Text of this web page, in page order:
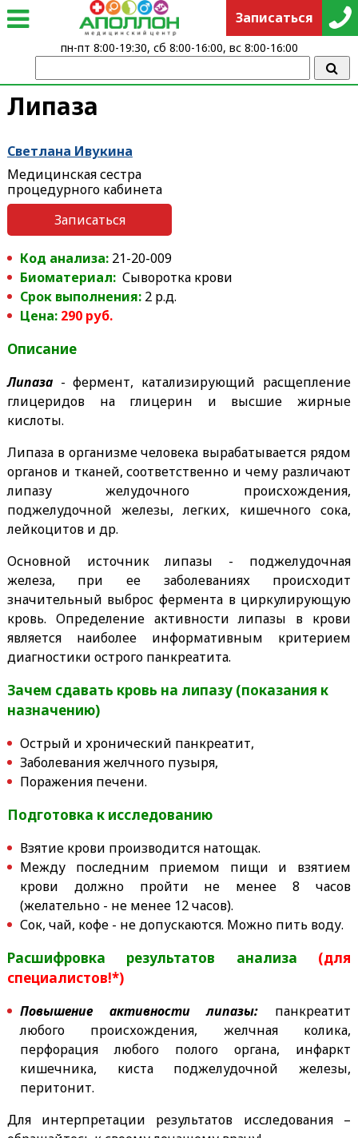
Липаза
Светлана Ивукина
Медицинская сестра
процедурного кабинета
Записаться
Код анализа: 21-20-009
Биоматериал: Сыворотка крови
Срок выполнения:2 р.д.
Цена: 290 руб.
Описание
Липаза- фермент, катализирующий расщепление
глицеридов на глицерин и высшие жирные
кислоты.
Липаза в организме человека вырабатывается рядом
органов и тканей, соответственно и чему различают
липазу желудочного происхождения,
поджелудочной железы, легких, кишечного сока,
лейкоцитов и др.
Основной источник липазы - поджелудочная
железа, при ее заболеваниях происходит
значительный выброс фермента в циркулирующую
кровь. Определение активности липазы в крови
является наиболее информативным критерием
диагностики острого панкреатита.
Зачем сдавать кровь на липазу (показания к
назначению)
Острый и хронический панкреатит,
Заболевания желчного пузыря,
Поражения печени.
Подготовка к исследованию
Взятие крови производится натощак.
Между последним приемом пищи и взятием
крови должно пройти не менее 8 часов
(желательно - не менее 12 часов).
Сок, чай, кофе - не допускаются. Можно пить воду.
Расшифровка результатов анализа (для
специалистов!*)
Повышение активности липазы: панкреатит
любого происхождения, желчная колика,
перфорация любого полого органа, инфаркт
кишечника, киста поджелудочной железы,
перитонит.
Для интерпретации результатов исследования –
Записаться
пн-пт 8:00-19:30, сб 8:00-16:00, вс 8:00-16:00